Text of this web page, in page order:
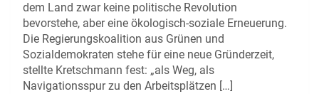
dem Land zwar keine politische Revolution
bevorstehe, aber eine ökologisch-soziale Erneuerung.
Die Regierungskoalition aus Grünen und
Sozialdemokraten stehe für eine neue Gründerzeit,
stellte Kretschmann fest: „als Weg, als
Navigationsspur zu den Arbeitsplätzen […]